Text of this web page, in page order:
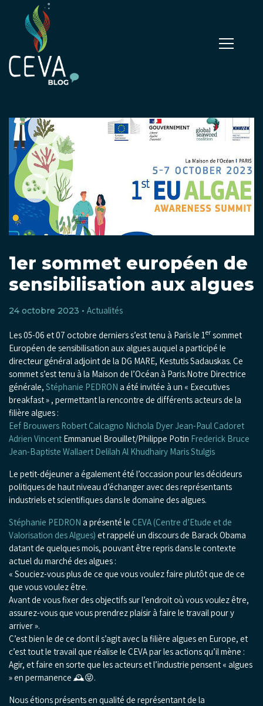
1er sommet européen de
sensibilisation aux algues
24 octobre 2023 • Actualités
Les 05-06 et 07 octobre derniers s’est tenu à Paris le 1er sommet
Européen de sensibilisation aux algues auquel a participé le
directeur général adjoint de la DG MARE, Kestutis Sadauskas. Ce
sommet s’est tenu à la Maison de l’Océan à Paris.Notre Directrice
générale, Stéphanie PEDRON a été invitée à un « Executives
breakfast » , permettant la rencontre de différents acteurs de la
filière algues :
Eef Brouwers Robert Calcagno Nichola Dyer Jean-Paul Cadoret
Adrien Vincent Emmanuel Brouillet/Philippe Potin Frederick Bruce
Jean-Baptiste Wallaert Delilah Al Khudhairy Maris Stulgis
Le petit-déjeuner a également été l’occasion pour les décideurs
politiques de haut niveau d’échanger avec des représentants
industriels et scientifiques dans le domaine des algues.
Stéphanie PEDRON a présenté le CEVA (Centre d’Etude et de
Valorisation des Algues) et rappelé un discours de Barack Obama
datant de quelques mois, pouvant être repris dans le contexte
actuel du marché des algues :
« Souciez-vous plus de ce que vous voulez faire plutôt que de ce
que vous voulez être.
Avant de vous fixer des objectifs sur l’endroit où vous voulez être,
assurez-vous que vous prendrez plaisir à faire le travail pour y
arriver ».
C’est bien le de ce dont il s’agit avec la filière algues en Europe, et
c’est tout le travail que réalise le CEVA par les actions qu’il mène :
Agir, et faire en sorte que les acteurs et l’industrie pensent « algues
» en permanence 🕰️😝.
Nous étions présents en qualité de représentant de la